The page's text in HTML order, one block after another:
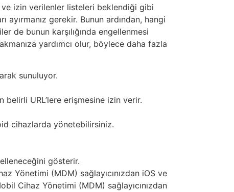
ve izin verilenler listeleri beklendiği gibi
ayırmanız gerekir. Bunun ardından, hangi
de bunun karşılığında engellenmesi
yardımcı olur, böylece daha fazla
sunuluyor.
belirli URL’lere erişmesine izin verir.
cihazlarda yönetebilirsiniz.
gösterir.
Yönetimi (MDM) sağlayıcınızdan iOS ve
Cihaz Yönetimi (MDM) sağlayıcınızdan